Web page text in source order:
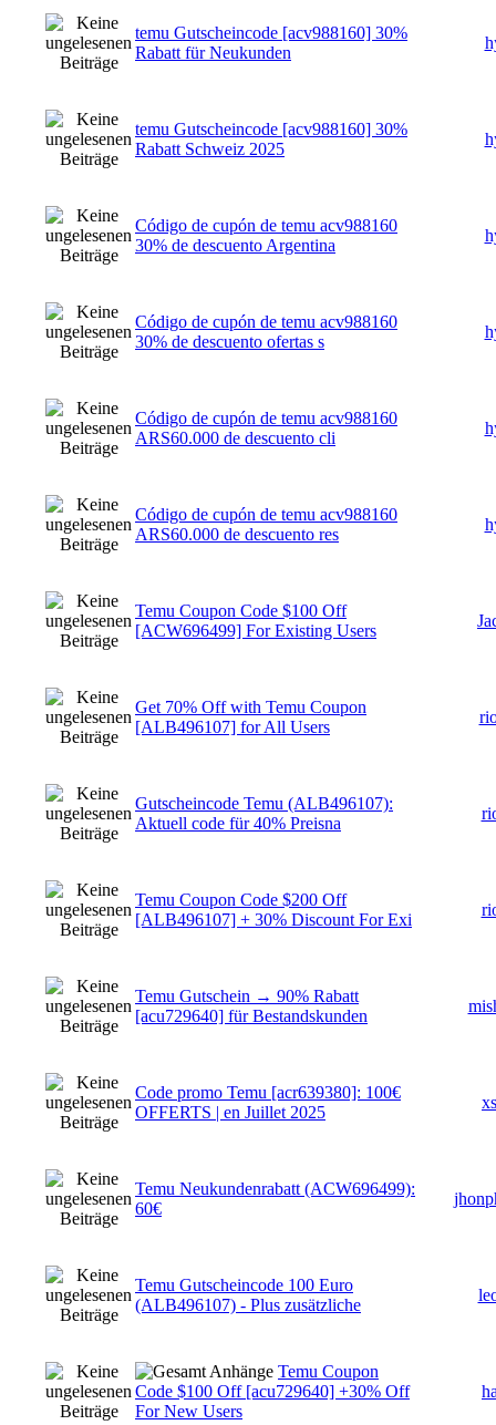
temu Gutscheincode [acv988160] 30%
Rabatt für Neukunden
temu Gutscheincode [acv988160] 30%
Rabatt Schweiz 2025
Código de cupón de temu acv988160
30% de descuento Argentina
Código de cupón de temu acv988160
30% de descuento ofertas s
Código de cupón de temu acv988160
ARS60.000 de descuento cli
Código de cupón de temu acv988160
ARS60.000 de descuento res
Temu Coupon Code $100 Off
[ACW696499] For Existing Users
Get 70% Off with Temu Coupon
[ALB496107] for All Users
Gutscheincode Temu (ALB496107):
Aktuell code für 40% Preisna
Temu Coupon Code $200 Off
[ALB496107] + 30% Discount For Exi
Temu Gutschein → 90% Rabatt
[acu729640] für Bestandskunden
Code promo Temu [acr639380]: 100€
OFFERTS | en Juillet 2025
Temu Neukundenrabatt (ACW696499):
60€
Temu Gutscheincode 100 Euro
(ALB496107) - Plus zusätzliche
Temu Coupon
Code $100 Off [acu729640] +30% Off
For New Users